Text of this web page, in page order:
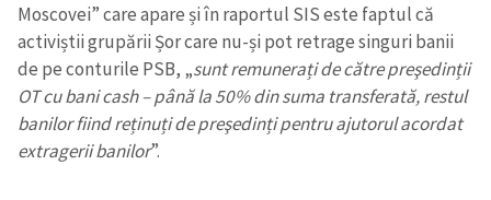
Moscovei” care apare și în raportul SIS este faptul că
activiștii grupării Șor care nu-și pot retrage singuri banii
de pe conturile PSB, „sunt remunerați de către preşedinții
OT cu bani cash – până la 50% din suma transferată, restul
banilor fiind reținuți de preşedinți pentru ajutorul acordat
extragerii banilor”.